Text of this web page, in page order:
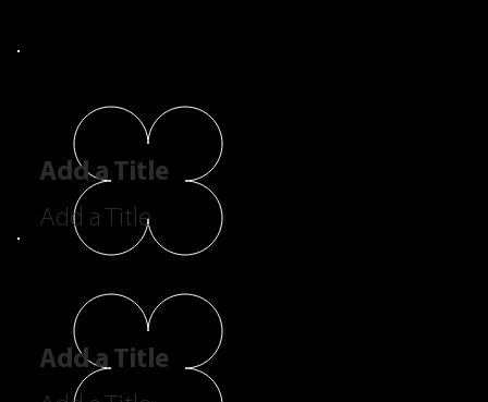
Add a Title
Add a Title
Add a Title